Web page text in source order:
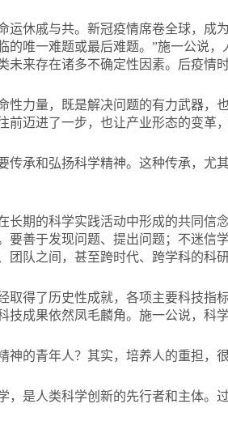
运休戚与共。新冠疫情席卷全球，成
的唯一难题或最后难题。”施一公说
未来存在诸多不确定性因素。后疫情
性力量，既是解决问题的有力武器，
前迈进了一步，也让产业形态的变革
传承和弘扬科学精神。这种传承，尤
长期的科学实践活动中形成的共同信
要善于发现问题、提出问题；不迷信
团队之间，甚至跨时代、跨学科的科
取得了历史性成就，各项主要科技指
技成果依然凤毛麟角。施一公说，科
神的青年人？其实，培养人的重担，
，是人类科学创新的先行者和主体。